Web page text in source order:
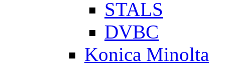
STALS
DVBC
Konica Minolta